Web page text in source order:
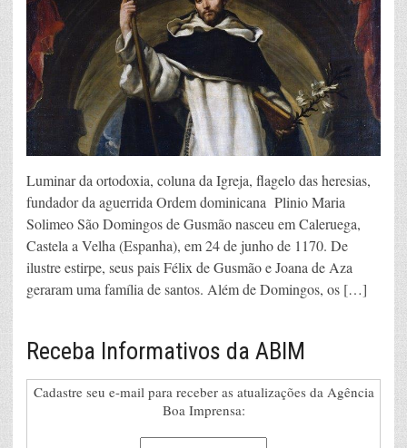
Luminar da ortodoxia, coluna da Igreja, flagelo das heresias,
fundador da aguerrida Ordem dominicana Plinio Maria
Solimeo São Domingos de Gusmão nasceu em Caleruega,
Castela a Velha (Espanha), em 24 de junho de 1170. De
ilustre estirpe, seus pais Félix de Gusmão e Joana de Aza
geraram uma família de santos. Além de Domingos, os […]
Receba Informativos da ABIM
Cadastre seu e-mail para receber as atualizações da Agência
Boa Imprensa: